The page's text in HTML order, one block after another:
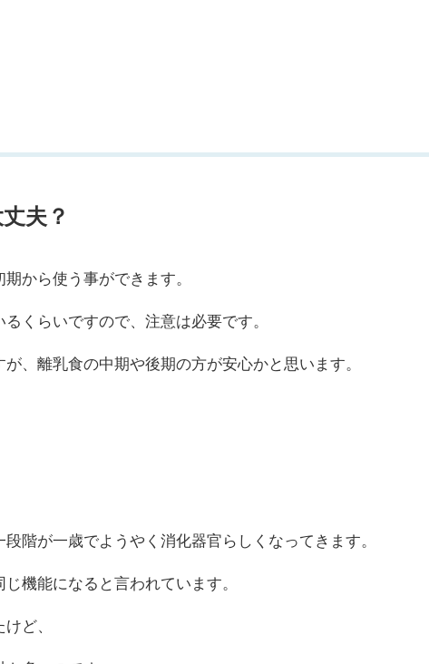
夫？
から使う事ができます。
くらいですので、注意は必要です。
、離乳食の中期や後期の方が安心かと思います。
階が一歳でようやく消化器官らしくなってきます。
機能になると言われています。
ど、